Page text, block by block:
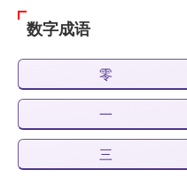
数字成语
零
一
三